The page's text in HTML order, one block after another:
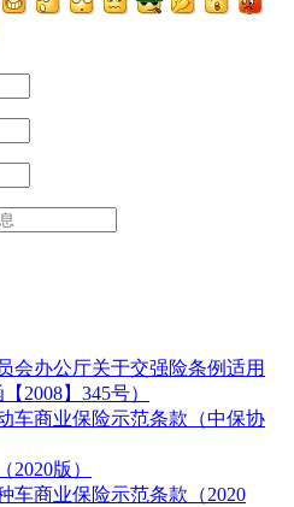
会办公厅关于交强险条例适用
2008】345号）
车商业保险示范条款（中保协
版）
车商业保险示范条款（2020